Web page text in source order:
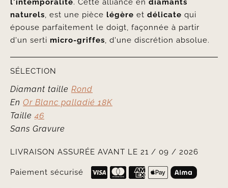
l'intemporalité . Cette alliance en diamants
naturels, est une pièce légère et délicate qui
épouse parfaitement le doigt, façonnée à partir
d'un serti micro-griffes, d'une discrétion absolue.
SÉLECTION
Diamant taille Rond
En Or Blanc palladié 18K
Taille46
Sans Gravure
LIVRAISON ASSURÉE AVANT LE 21 / 09 / 2026
Paiement sécurisé